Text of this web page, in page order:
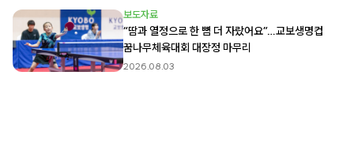
보도자료
“땀과 열정으로 한 뼘 더 자랐어요”…교보생명컵
꿈나무체육대회 대장정 마무리
2026.08.03